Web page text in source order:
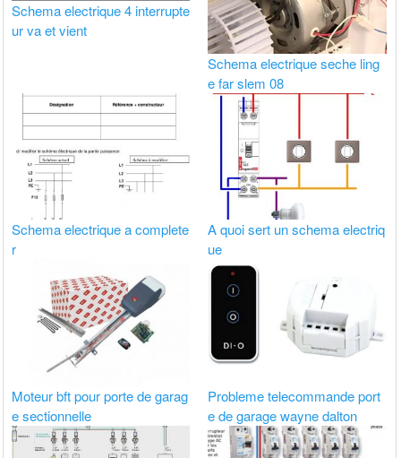
Schema electrique 4 interrupte
ur va et vient
Schema electrique seche ling
e far slem 08
Schema electrique a complete
r
A quoi sert un schema electriq
ue
Moteur bft pour porte de garag
e sectionnelle
Probleme telecommande port
e de garage wayne dalton